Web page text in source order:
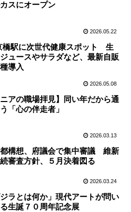
スにオープン
2026.05.22
橋駅に次世代健康スポット 生
ュースやサラダなど、最新自販
導入
2026.05.08
ニアの職場拝見】同い年だから通
「心の伴走者」
2026.03.13
構想、府議会で集中審議 維新
審査方針、５月決着図る
2026.03.24
ジラとは何か」現代アートが問い
生誕７０周年記念展